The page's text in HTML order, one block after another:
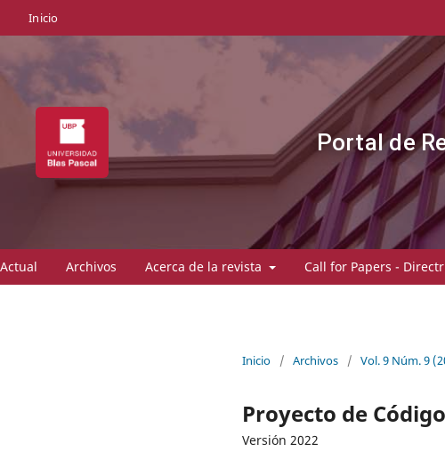
Inicio
Portal de
Actual Archivos Acerca de la revista Call for Papers -
Inicio / Archivos / Vol. 9 Núm. 9
Proyecto de
Versión 2022